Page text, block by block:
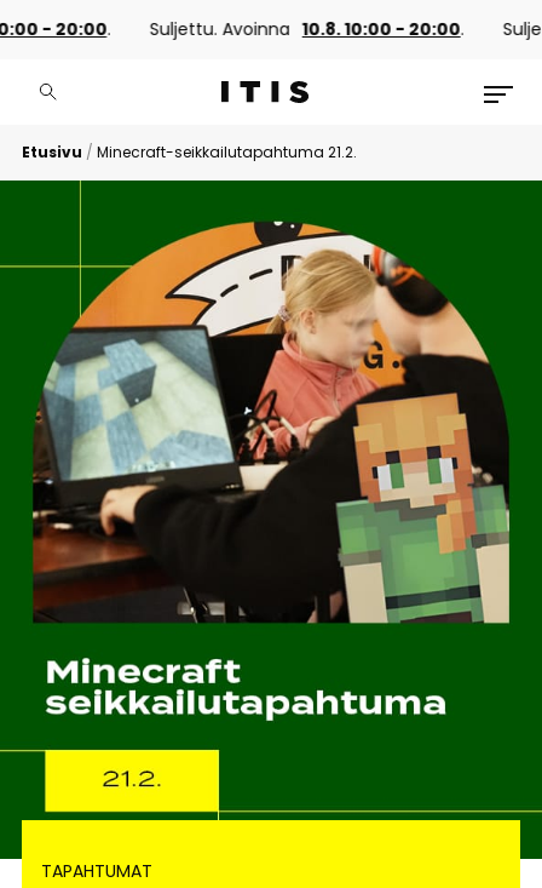
- 20:00. Suljettu. Avoinna 10.8. 10:00 - 20:00.
Etusivu / Minecraft-seikkailutapahtuma 21.2.
TAPAHTUMAT